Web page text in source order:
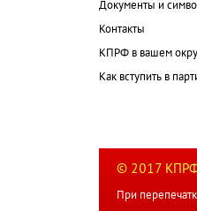
Документы и
Контакты
КПРФ в вашем
Как вступить в
© 2017 КПРФ.
При